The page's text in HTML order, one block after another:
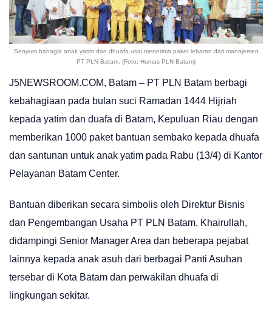
Senyum bahagia anak yatim dan dhuafa usai menerima paket lebaran dari manajemen
PT PLN Batam. (Foto; Humas PLN Batam)
J5NEWSROOM.COM, Batam – PT PLN Batam berbagi
kebahagiaan pada bulan suci Ramadan 1444 Hijriah
kepada yatim dan duafa di Batam, Kepuluan Riau dengan
memberikan 1000 paket bantuan sembako kepada dhuafa
dan santunan untuk anak yatim pada Rabu (13/4) di Kantor
Pelayanan Batam Center.
Bantuan diberikan secara simbolis oleh Direktur Bisnis
dan Pengembangan Usaha PT PLN Batam, Khairullah,
didampingi Senior Manager Area dan beberapa pejabat
lainnya kepada anak asuh dari berbagai Panti Asuhan
tersebar di Kota Batam dan perwakilan dhuafa di
lingkungan sekitar.